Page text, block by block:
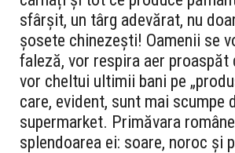
sfârșit, un târg adevărat, nu
șosete chinezești! Oamenii se
faleză, vor respira aer proaspăt
vor cheltui ultimii bani pe
care, evident, sunt mai scumpe
supermarket. Primăvara
splendoarea ei: soare, noroc și